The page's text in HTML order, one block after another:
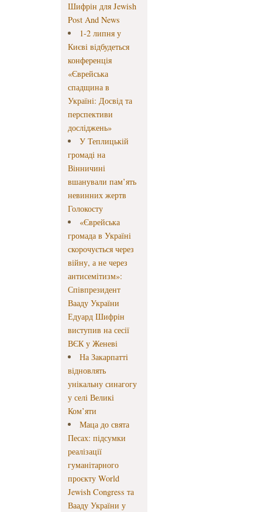
Шифрін для Jewish
Post And News
1-2 липня у
Києві відбудеться
конференція
«Єврейська
спадщина в
Україні: Досвід та
перспективи
досліджень»
У Теплицькій
громаді на
Вінничині
вшанували пам’ять
невинних жертв
Голокосту
«Єврейська
громада в Україні
скорочується через
війну, а не через
антисемітизм»:
Співпрезидент
Вааду України
Едуард Шифрін
виступив на сесії
ВЄК у Женеві
На Закарпатті
відновлять
унікальну синагогу
у селі Великі
Ком’яти
Маца до свята
Песах: підсумки
реалізації
гуманітарного
проєкту World
Jewish Congress та
Вааду України у